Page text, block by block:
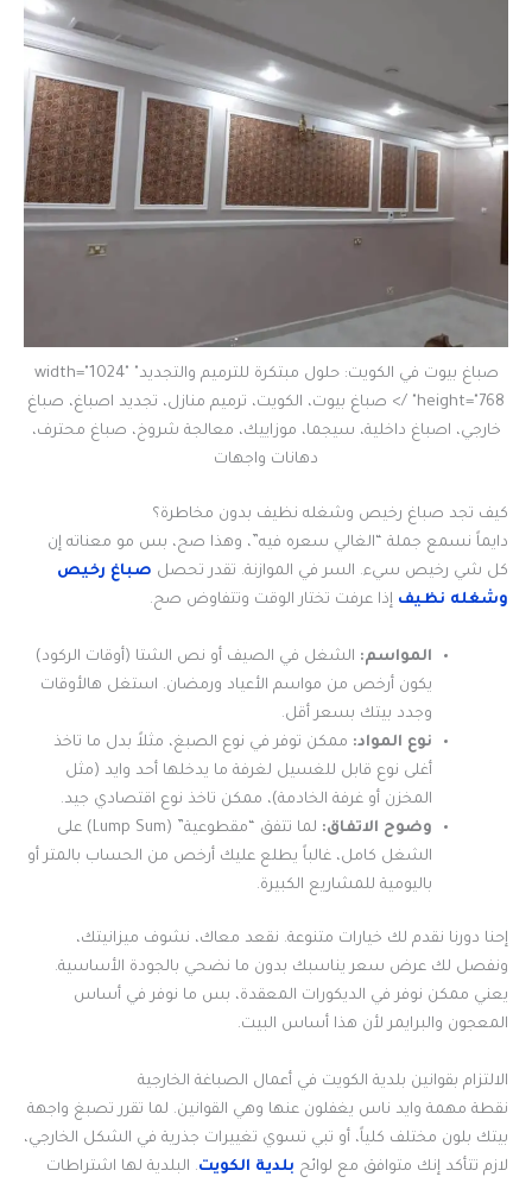
صباغ بيوت في الكويت: حلول مبتكرة للترميم والتجديد" width="1024"
height="768" /> صباغ بيوت، الكويت، ترميم منازل، تجديد اصباغ، صباغ
خارجي، اصباغ داخلية، سيجما، موزاييك، معالجة شروخ، صباغ محترف،
دهانات واجهات
كيف تجد صباغ رخيص وشغله نظيف بدون مخاطرة؟
دايماً نسمع جملة “الغالي سعره فيه”، وهذا صح، بس مو معناته إن
كل شي رخيص سيء. السر في الموازنة. تقدر تحصل صباغ رخيص
وشغله نظيف إذا عرفت تختار الوقت وتتفاوض صح.
المواسم: الشغل في الصيف أو نص الشتا (أوقات الركود)
يكون أرخص من مواسم الأعياد ورمضان. استغل هالأوقات
وجدد بيتك بسعر أقل.
نوع المواد: ممكن توفر في نوع الصبغ، مثلاً بدل ما تاخذ
أغلى نوع قابل للغسيل لغرفة ما يدخلها أحد وايد (مثل
المخزن أو غرفة الخادمة)، ممكن تاخذ نوع اقتصادي جيد.
وضوح الاتفاق:
لما تتفق “مقطوعية” (Lump Sum) على
الشغل كامل، غالباً يطلع عليك أرخص من الحساب بالمتر أو
باليومية للمشاريع الكبيرة.
إحنا دورنا نقدم لك خيارات متنوعة. نقعد معاك، نشوف ميزانيتك،
ونفصل لك عرض سعر يناسبك بدون ما نضحي بالجودة الأساسية.
يعني ممكن نوفر في الديكورات المعقدة، بس ما نوفر في أساس
المعجون والبرايمر لأن هذا أساس البيت.
الالتزام بقوانين بلدية الكويت في أعمال الصباغة الخارجية
نقطة مهمة وايد ناس يغفلون عنها وهي القوانين. لما تقرر تصبغ واجهة
بيتك بلون مختلف كلياً، أو تبي تسوي تغييرات جذرية في الشكل الخارجي،
لازم تتأكد إنك متوافق مع لوائح بلدية الكويت. البلدية لها اشتراطات